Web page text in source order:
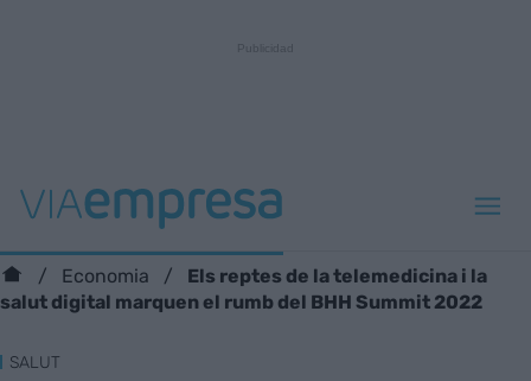
Economia
Els reptes de la telemedicina i la
salut digital marquen el rumb del BHH Summit 2022
SALUT